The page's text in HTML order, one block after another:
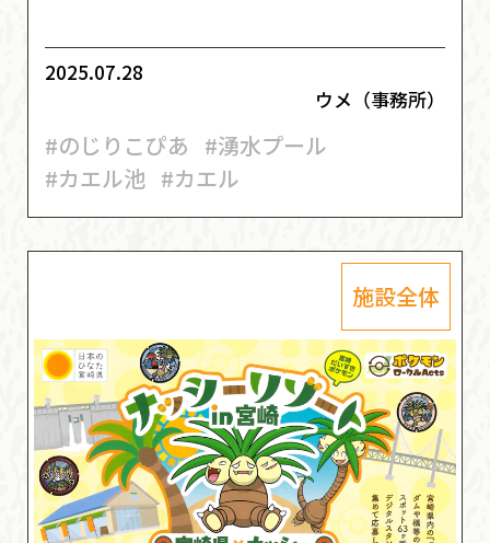
2025.07.28
ウメ（事務所）
#のじりこぴあ #湧水プール
#カエル池 #カエル
施設全体